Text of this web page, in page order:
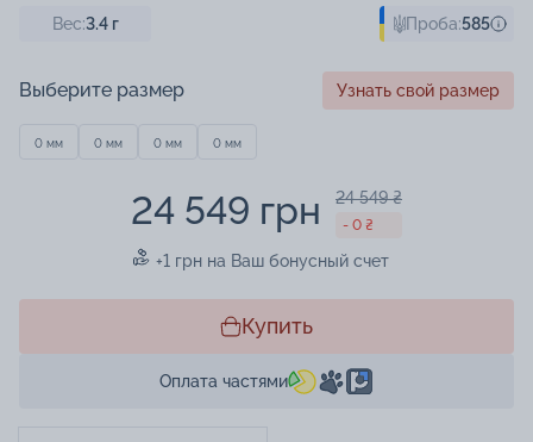
Вес:3.4г Проба:585
Выберите размер Узнать свой размер
0 мм 0 мм 0 мм 0 мм
24 549 грн 24 549 ₴
- 0 ₴
+1 грн на Ваш бонусный счет
Купить
Оплата частями